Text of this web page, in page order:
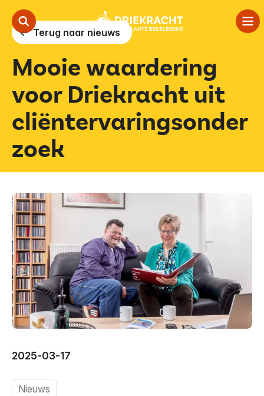
Onze aanpak
Ambulante begeleiding
In de wijk
Over ons
Vertalen Voorlezen
Terug naar nieuws
Mooie waardering
voor Driekracht uit
cliëntervaringsonder
zoek
2025-03-17
Nieuws